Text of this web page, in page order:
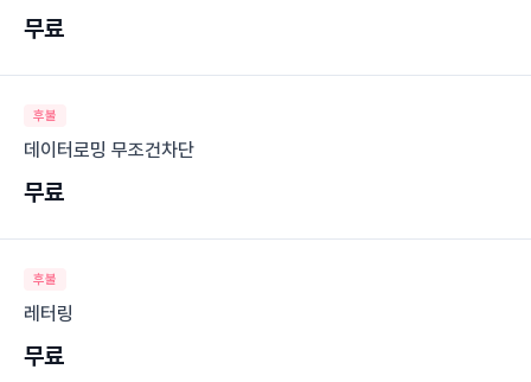
무료
후불
데이터로밍 무조건차단
무료
후불
레터링
무료